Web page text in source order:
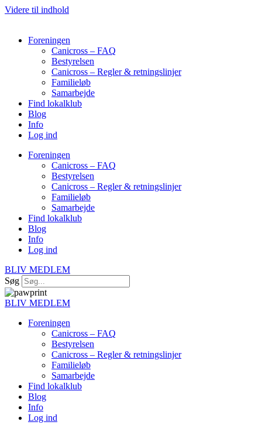
Videre til indhold
Foreningen
Canicross – FAQ
Bestyrelsen
Canicross – Regler & retningslinjer
Familieløb
Samarbejde
Find lokalklub
Blog
Info
Log ind
Foreningen
Canicross – FAQ
Bestyrelsen
Canicross – Regler & retningslinjer
Familieløb
Samarbejde
Find lokalklub
Blog
Info
Log ind
BLIV MEDLEM
Søg
BLIV MEDLEM
Foreningen
Canicross – FAQ
Bestyrelsen
Canicross – Regler & retningslinjer
Familieløb
Samarbejde
Find lokalklub
Blog
Info
Log ind